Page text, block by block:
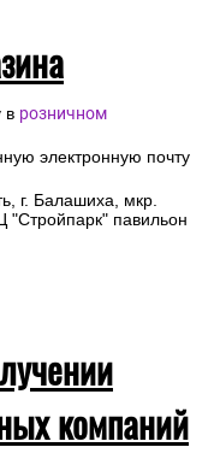
в розничном
электронную почту
г. Балашиха, мкр.
"Стройпарк" павильон
компаний